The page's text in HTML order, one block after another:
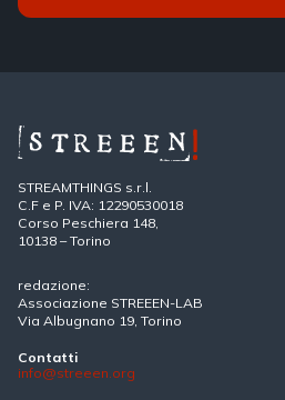
STREAMTHINGS s.r.l.
C.F e P. IVA: 12290530018
Corso Peschiera 148,
10138 – Torino
redazione:
Associazione STREEEN-LAB
Via Albugnano 19, Torino
Contatti
info@streeen.org